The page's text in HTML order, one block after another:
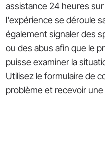
assistance 24 heures
l'expérience se déroule
également signaler des
ou des abus afin que le
puisse examiner la
Utilisez le formulaire de
problème et recevoir